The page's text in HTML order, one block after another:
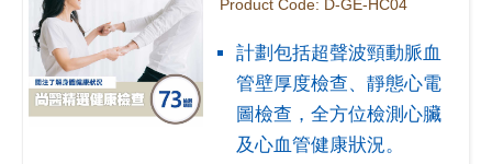
Product Code: D-GE-HC04
計劃包括超聲波頸動脈血
管壁厚度檢查、靜態心電
圖檢查，全方位檢測心臟
及心血管健康狀況。